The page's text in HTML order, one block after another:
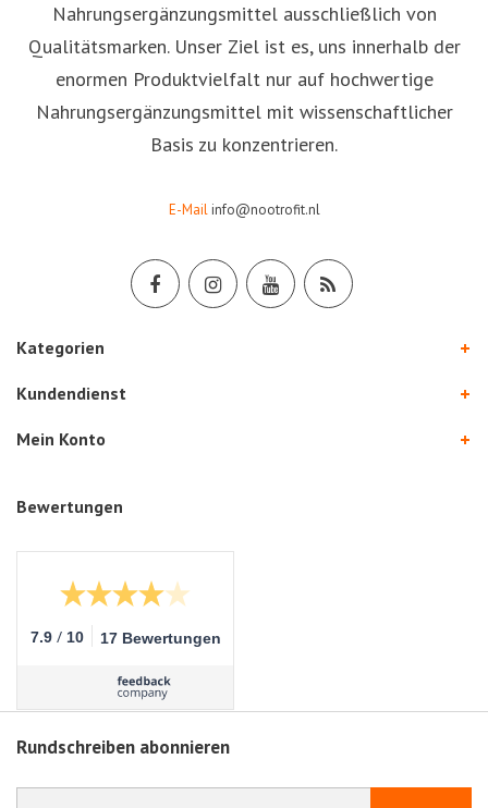
Nahrungsergänzungsmittel ausschließlich von
Qualitätsmarken. Unser Ziel ist es, uns innerhalb der
enormen Produktvielfalt nur auf hochwertige
Nahrungsergänzungsmittel mit wissenschaftlicher
Basis zu konzentrieren.
E-Mail info@nootrofit.nl
Kategorien
Kundendienst
Mein Konto
Bewertungen
7.9 / 10 17 Bewertungen
Rundschreiben abonnieren